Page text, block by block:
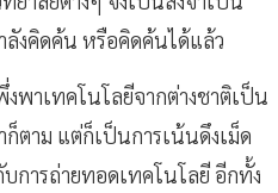
งคิดค้น หรือคิดค้นได้แล้ว
พาเทคโนโลยีจากต่างชาติเป็น
ก็ตาม แต่ก็เป็นการเน้นดึงเม็ด
การถ่ายทอดเทคโนโลยี อีกทั้ง